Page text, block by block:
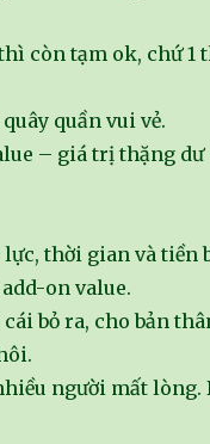
còn tạm ok, chứ 1
quần vui vẻ.
– giá trị thặng
thời gian và tiền
on value.
bỏ ra, cho bản
người mất